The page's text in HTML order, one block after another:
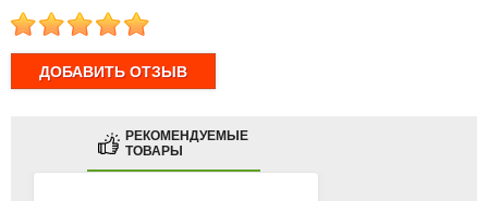
1 2 3 4 5
РЕКОМЕНДУЕМЫЕ
ТОВАРЫ